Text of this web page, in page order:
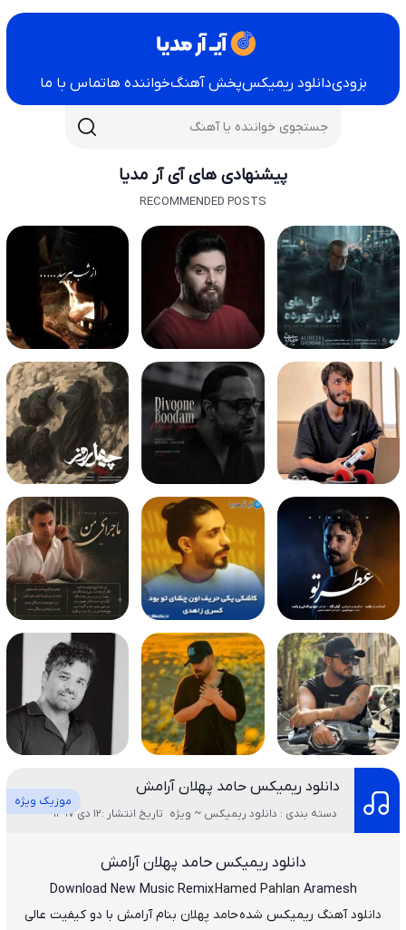
بزودیدانلود ریمیکسپخش آهنگخواننده هاتماس با ما
پیشنهادی های آی آر مدیا
RECOMMENDED POSTS
دانلود ریمیکس حامد پهلان آرامش
موزیک ویژه
دسته بندی : دانلود ریمیکس ~ ویژه تاریخ انتشار :12 دی 1397
دانلود ریمیکس حامد پهلان آرامش
Download New MusicRemixHamed Pahlan Aramesh
دانلود آهنگ ریمیکس شدهحامد پهلان بنام آرامش با دو کیفیت عالی